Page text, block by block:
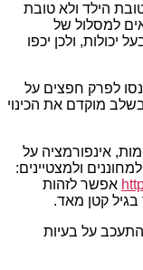
הילד ולא טובת
למסלול של
יכולות, ולכן יכפו
לפרק חפצים על
מוקדם את הכינוי
אינפורמציה על
ולמצטיינים:
אפשר לזהות
בגיל קטן מאד.
על בעיות